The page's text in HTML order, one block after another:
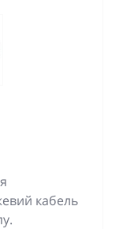
кабель